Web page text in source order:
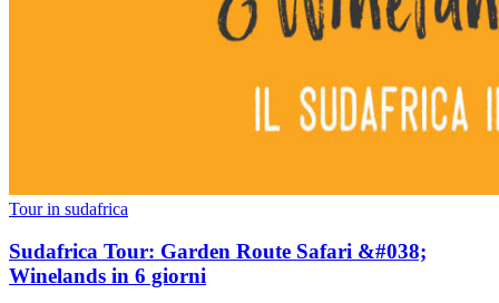
Tour in sudafrica
Sudafrica Tour: Garden Route Safari &#038;
Winelands in 6 giorni